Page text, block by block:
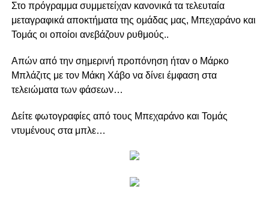
Στο πρόγραμμα συμμετείχαν κανονικά τα τελευταία
μεταγραφικά αποκτήματα της ομάδας μας, Μπεχαράνο και
Τομάς οι οποίοι ανεβάζουν ρυθμούς..
Απών από την σημερινή προπόνηση ήταν ο Μάρκο
Μπλάζιτς με τον Μάκη Χάβο να δίνει έμφαση στα
τελειώματα των φάσεων…
Δείτε φωτογραφίες από τους Μπεχαράνο και Τομάς
ντυμένους στα μπλε…